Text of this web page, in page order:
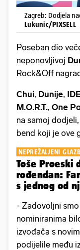
Zagreb: Dodjela
Lukunic/PIXSELL
Poseban dio
neponovljivoj
Rock&Off
Chui, Dunije,
M.O.R.T., One
na samoj
bend koji je ove
NEPREŽALJENI
Toše Proeski
rođendan:
s jednog od
- Zadovoljni
nominiranima
izvođača s
podijelile među